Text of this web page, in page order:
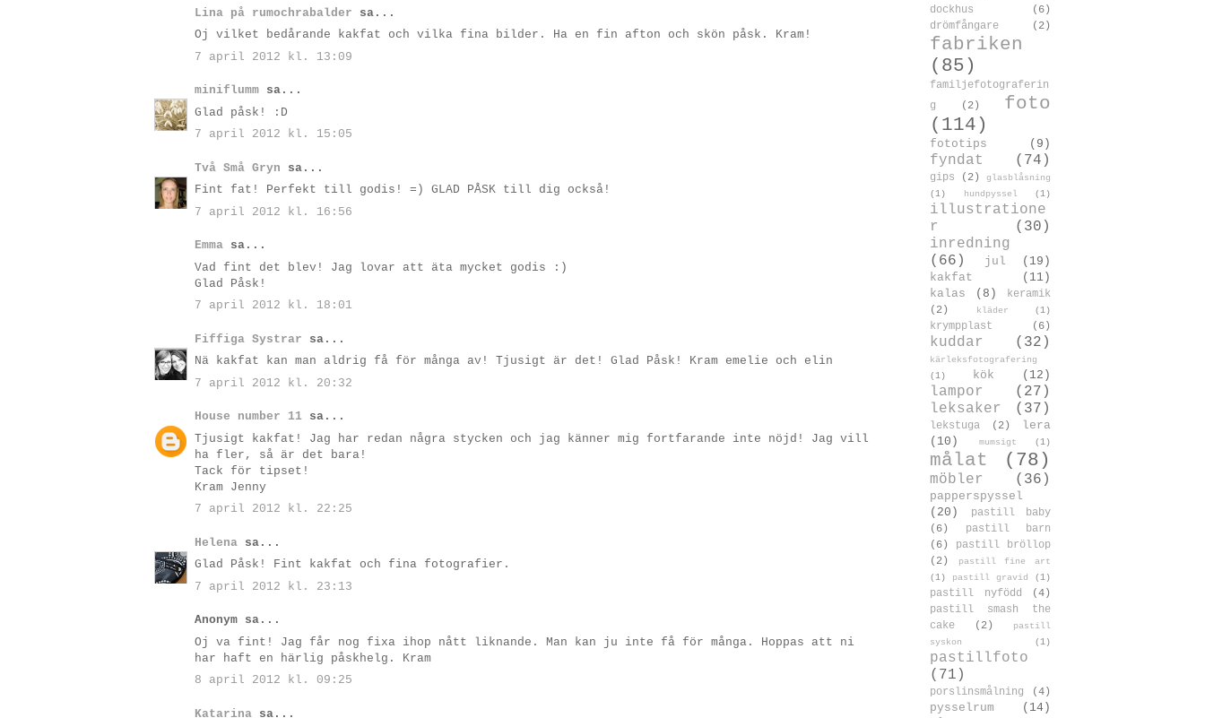
Lina på rumochrabalder sa...
Oj vilket bedårande kakfat och vilka fina bilder. Ha en fin afton och skön påsk. Kram!
7 april 2012 kl. 13:09
miniflumm sa...
Glad påsk! :D
7 april 2012 kl. 15:05
Två Små Gryn sa...
Fint fat! Perfekt till godis! =) GLAD PÅSK till dig också!
7 april 2012 kl. 16:56
Emma sa...
Vad fint det blev! Jag lovar att äta mycket godis :)
Glad Påsk!
7 april 2012 kl. 18:01
Fiffiga Systrar sa...
Nä kakfat kan man aldrig få för många av! Tjusigt är det! Glad Påsk! Kram emelie och elin
7 april 2012 kl. 20:32
House number 11 sa...
Tjusigt kakfat! Jag har redan några stycken och jag känner mig fortfarande inte nöjd! Jag vill
ha fler, så är det bara!
Tack för tipset!
Kram Jenny
7 april 2012 kl. 22:25
Helena sa...
Glad Påsk! Fint kakfat och fina fotografier.
7 april 2012 kl. 23:13
Anonym sa...
Oj va fint! Jag får nog fixa ihop nått liknande. Man kan ju inte få för många. Hoppas att ni
har haft en härlig påskhelg. Kram
8 april 2012 kl. 09:25
Katarina sa...
dockhus
(6)
drömfångare
(2)
fabriken
(85)
familjefotograferin
g
(2)
foto
(114)
fototips (9)
fyndat (74)
gips (2)
glasblåsning
(1)
hundpyssel (1)
illustratione
r
(30)
inredning
(66)
jul
(19)
kakfat
(11)
kalas
(8)
keramik
(2)
kläder (1)
krympplast (6)
kuddar (32)
kärleksfotografering
(1)
kök (12)
lampor
(27)
leksaker
(37)
lekstuga (2)
lera
(10)
mumsigt (1)
målat (78)
möbler (36)
papperspyssel
(20)
pastill baby
(6)
pastill barn
(6)
pastill bröllop
(2)
pastill fine art
(1)
pastill gravid (1)
pastill nyfödd
(4)
pastill smash the
cake
(2)
pastill
syskon
(1)
pastillfoto
(71)
porslinsmålning (4)
pysselrum
(14)